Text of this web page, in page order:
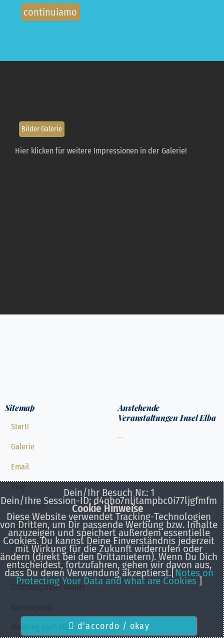
continuiamo
Bilder Galerie
Hier klicken für weitere Impressionen in der Galerie!
Sitemap
Start!
Galerie
Email
Blog
Gästebuch
Impressum
Datenschutz
Cookie Hinweise
Eröffnungsfeier Atelier
Kursangebot
Kleidung nach Maß
Anstehende
Veranstaltungen Insel Elba
...
Dein/Ihr Besuch Nr.: 1
Dein/Ihre Session-ID: d4qho7nljtampbc0i77ljgfmfm
Cookie Hinweise
Diese Website verwendet Tracking-Technologien
von Dritten, um Dir passende Werbung bzw. Inhalte
anzuzeigen und speichert außerdem essentielle
Cookies. Du kannst Deine Einverständnis jederzeit
mit Wirkung für die Zukunft widerrufen oder
ändern (direkt bei den Drittanietern). Wenn Du Dich
entscheidest, fortzufahren, gehen wir davon aus,
dass Du deren Verwendung akzeptierst.[Notes on
Protecting Your Data and what are Cookies]
d'accordo / okay